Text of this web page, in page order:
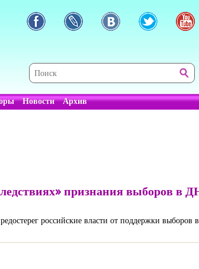
Новости Архив
признания выборов в
российские власти от поддержки